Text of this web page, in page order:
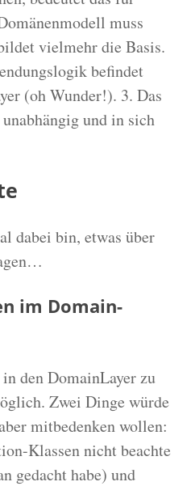
muss
vielmehr die Basis.
befindet
(oh Wunder!). 3. Das
und in sich
dabei bin, etwas über
im Domain-
den DomainLayer zu
Zwei Dinge würde
mitbedenken wollen:
Klassen nicht beachte
gedacht habe) und